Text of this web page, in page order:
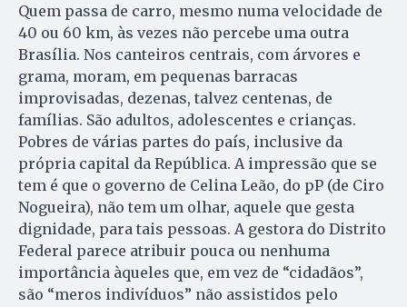
Quem passa de carro, mesmo numa velocidade de
40 ou 60 km, às vezes não percebe uma outra
Brasília. Nos canteiros centrais, com árvores e
grama, moram, em pequenas barracas
improvisadas, dezenas, talvez centenas, de
famílias. São adultos, adolescentes e crianças.
Pobres de várias partes do país, inclusive da
própria capital da República. A impressão que se
tem é que o governo de Celina Leão, do pP (de Ciro
Nogueira), não tem um olhar, aquele que gesta
dignidade, para tais pessoas. A gestora do Distrito
Federal parece atribuir pouca ou nenhuma
importância àqueles que, em vez de “cidadãos”,
são “meros indivíduos” não assistidos pelo